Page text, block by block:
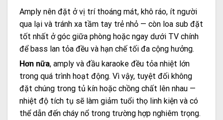
Amply nên đặt ở vị trí thoáng mát, khô ráo, ít người
qua lại và tránh xa tầm tay trẻ nhỏ — còn loa sub đặt
tốt nhất ở góc giữa phòng hoặc ngay dưới TV chính
để bass lan tỏa đều và hạn chế tối đa cộng hưởng.
Hơn nữa, amply và đầu karaoke đều tỏa nhiệt lớn
trong quá trình hoạt động. Vì vậy, tuyệt đối không
đặt chúng trong tủ kín hoặc chồng chất lên nhau —
nhiệt độ tích tụ sẽ làm giảm tuổi thọ linh kiện và có
thể dẫn đến cháy nổ trong trường hợp nghiêm trọng.